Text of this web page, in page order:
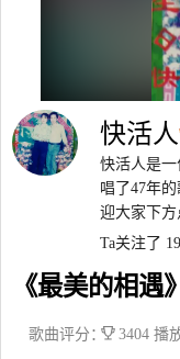
快活人
快活人是
唱了47年
迎大家下方
Ta关注了
《最美的相遇
歌曲评分： 3404 播